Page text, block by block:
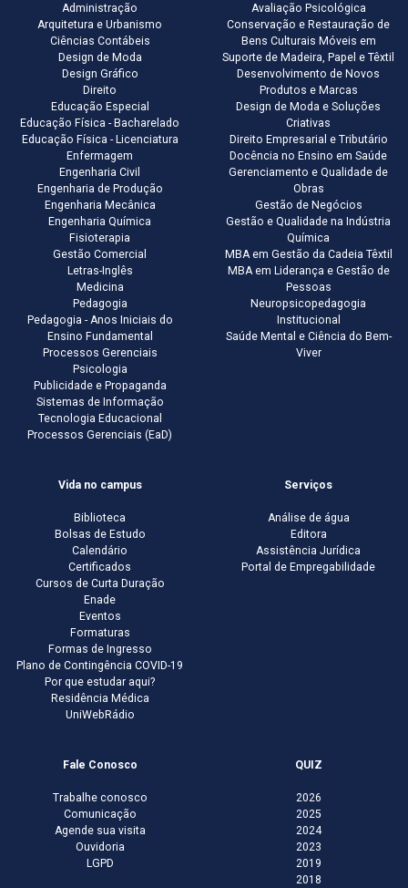
Administração
Arquitetura e Urbanismo
Ciências Contábeis
Design de Moda
Design Gráfico
Direito
Educação Especial
Educação Física - Bacharelado
Educação Física - Licenciatura
Enfermagem
Engenharia Civil
Engenharia de Produção
Engenharia Mecânica
Engenharia Química
Fisioterapia
Gestão Comercial
Letras-Inglês
Medicina
Pedagogia
Pedagogia - Anos Iniciais do
Ensino Fundamental
Processos Gerenciais
Psicologia
Publicidade e Propaganda
Sistemas de Informação
Tecnologia Educacional
Processos Gerenciais (EaD)
Avaliação Psicológica
Conservação e Restauração de
Bens Culturais Móveis em
Suporte de Madeira, Papel e Têxtil
Desenvolvimento de Novos
Produtos e Marcas
Design de Moda e Soluções
Criativas
Direito Empresarial e Tributário
Docência no Ensino em Saúde
Gerenciamento e Qualidade de
Obras
Gestão de Negócios
Gestão e Qualidade na Indústria
Química
MBA em Gestão da Cadeia Têxtil
MBA em Liderança e Gestão de
Pessoas
Neuropsicopedagogia
Institucional
Saúde Mental e Ciência do Bem-
Viver
Vida no campus
Biblioteca
Bolsas de Estudo
Calendário
Certificados
Cursos de Curta Duração
Enade
Eventos
Formaturas
Formas de Ingresso
Plano de Contingência COVID-19
Por que estudar aqui?
Residência Médica
UniWebRádio
Serviços
Análise de água
Editora
Assistência Jurídica
Portal de Empregabilidade
Fale Conosco
Trabalhe conosco
Comunicação
Agende sua visita
Ouvidoria
LGPD
QUIZ
2026
2025
2024
2023
2019
2018